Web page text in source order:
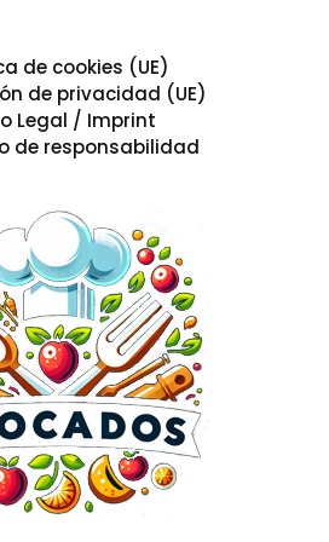
de cookies (UE)
de privacidad (UE)
Legal / Imprint
de responsabilidad